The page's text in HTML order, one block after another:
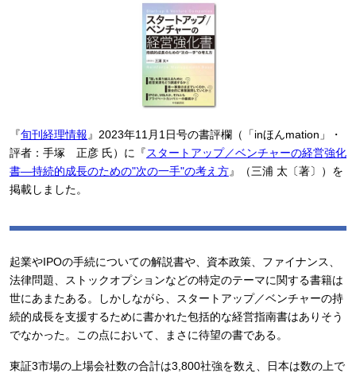
『旬刊経理情報 』2023年11月1日号の書評欄（「inほんmation」・
評者：手塚 正彦 氏）に『スタートアップ／ベンチャーの経営強化
書―持続的成長のための"次の一手"の考え方』（三浦 太〔著〕）を
掲載しました。
起業やIPOの手続についての解説書や、資本政策、ファイナンス、
法律問題、ストックオプションなどの特定のテーマに関する書籍は
世にあまたある。しかしながら、スタートアップ／ベンチャーの持
続的成長を支援するために書かれた包括的な経営指南書はありそう
でなかった。この点において、まさに待望の書である。
東証3市場の上場会社数の合計は3,800社強を数え、日本は数の上で